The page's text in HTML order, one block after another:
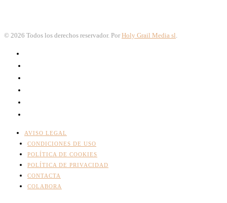
© 2026 Todos los derechos reservador. Por Holy Grail Media sl
AVISO LEGAL
CONDICIONES DE USO
POLÍTICA DE COOKIES
POLÍTICA DE PRIVACIDAD
CONTACTA
COLABORA